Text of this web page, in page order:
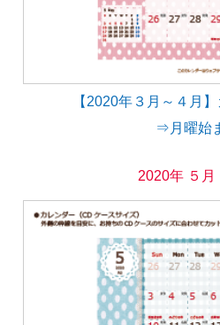
【2020年３月～４月
⇒月曜始
2020年 ５月